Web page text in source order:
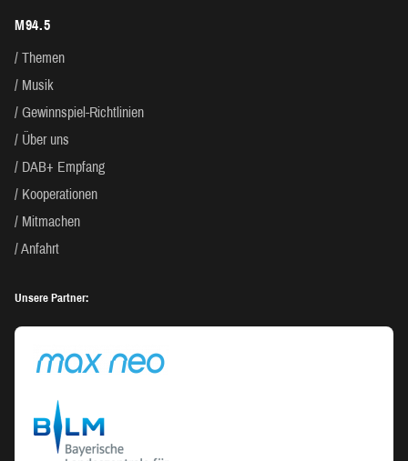
M94.5
Themen
Musik
Gewinnspiel-Richtlinien
Über uns
DAB+ Empfang
Kooperationen
Mitmachen
Anfahrt
Unsere Partner: